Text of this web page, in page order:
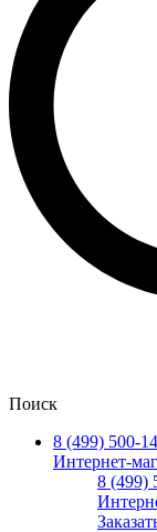
Поиск
8 (499) 500-
Интернет-
8 (499)